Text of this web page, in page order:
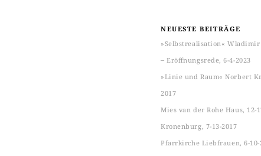
NEUESTE BEITRÄGE
»Selbstrealisation«
‒ Eröffnungsrede, 6-4-2023
»Linie und Raum« Norbert
2017
Mies van der Rohe Haus, 12-
Kronenburg, 7-13-2017
Pfarrkirche Liebfrauen, 6-10-